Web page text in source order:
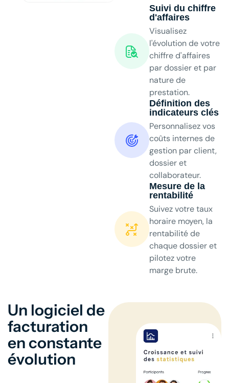
Suivi du chiffre
d'affaires
Visualisez
l'évolution de votre
chiffre d'affaires
par dossier et par
nature de
prestation.
Définition des
indicateurs clés
Personnalisez vos
coûts internes de
gestion par client,
dossier et
collaborateur.
Mesure de la
rentabilité
Suivez votre taux
horaire moyen, la
rentabilité de
chaque dossier et
pilotez votre
marge brute.
Un logiciel de
facturation
en constante
évolution